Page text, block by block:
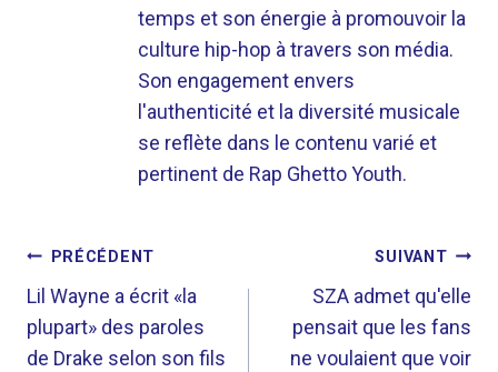
temps et son énergie à promouvoir la
culture hip-hop à travers son média.
Son engagement envers
l'authenticité et la diversité musicale
se reflète dans le contenu varié et
pertinent de Rap Ghetto Youth.
NAVIGATION
DE
L’ARTICLE
PRÉCÉDENT
Lil Wayne a écrit «la
plupart» des paroles
de Drake selon son fils
SUIVANT
SZA admet qu'elle
pensait que les fans
ne voulaient que voir